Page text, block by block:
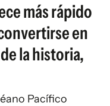
más rápido
en
la historia,
Pacífico